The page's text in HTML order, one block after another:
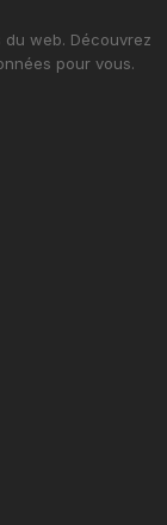
web. Découvrez
pour vous.